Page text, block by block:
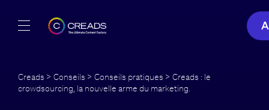
Offres
Creads > Conseils > Conseils pratiques > Creads : le
crowdsourcing, la nouvelle arme du marketing.